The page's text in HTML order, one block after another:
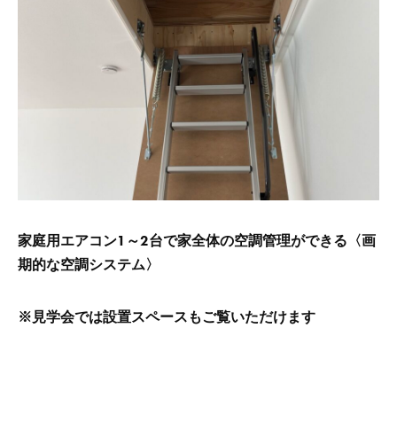
家庭用エアコン1～2台で家全体の空調管理ができる〈画
期的な空調システム〉
※見学会では設置スペースもご覧いただけます